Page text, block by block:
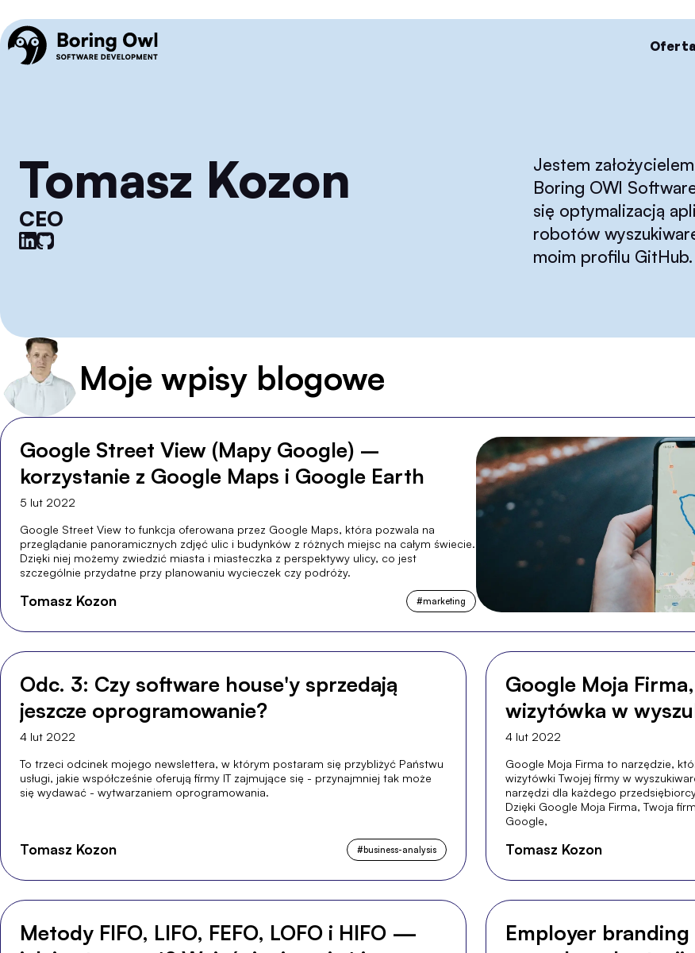
Oferta
Tomasz Kozon
CEO
Jestem
Boring OWl
się optymalizacją
robotów
moim profilu GitHub.
Moje wpisy blogowe
Google Street View (Mapy Google) –
korzystanie z Google Maps i Google Earth
5 lut 2022
Google Street View to funkcja oferowana przez Google Maps, która pozwala na
przeglądanie panoramicznych zdjęć ulic i budynków z różnych miejsc na całym świecie.
Dzięki niej możemy zwiedzić miasta i miasteczka z perspektywy ulicy, co jest
szczególnie przydatne przy planowaniu wycieczek czy podróży.
Tomasz Kozon #marketing
Odc. 3: Czy software house'y sprzedają
jeszcze oprogramowanie?
4 lut 2022
To trzeci odcinek mojego newslettera, w którym postaram się przybliżyć Państwu
usługi, jakie współcześnie oferują firmy IT zajmujące się - przynajmniej tak może
się wydawać - wytwarzaniem oprogramowania.
Tomasz Kozon #business-analysis
Google Moja
wizytówka w
4 lut 2022
Google Moja Firma to narzędzie,
wizytówki Twojej firmy w
narzędzi dla każdego
Dzięki Google Moja Firma, Twoja
Google,
Tomasz Kozon
Metody FIFO, LIFO, FEFO, LOFO i HIFO —
Employer branding